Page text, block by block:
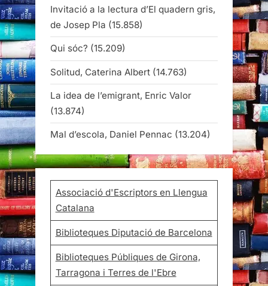
Invitació a la lectura d’El quadern gris,
de Josep Pla (15.858)
Qui sóc? (15.209)
Solitud, Caterina Albert (14.763)
La idea de l’emigrant, Enric Valor
(13.874)
Mal d’escola, Daniel Pennac (13.204)
Associació d'Escriptors en Llengua
Catalana
Biblioteques Diputació de Barcelona
Biblioteques Públiques de Girona,
Tarragona i Terres de l'Ebre